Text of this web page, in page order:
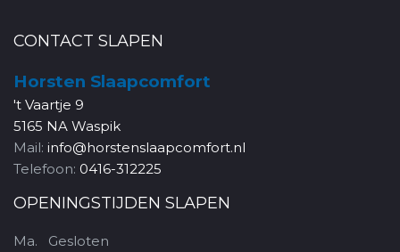
CONTACT SLAPEN
Horsten Slaapcomfort
't Vaartje 9
5165 NA Waspik
Mail: info@horstenslaapcomfort.nl
Telefoon: 0416-312225
OPENINGSTIJDEN SLAPEN
Ma.
Gesloten